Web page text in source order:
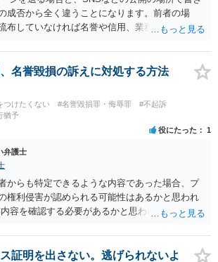
成否から全く違うことになります。前者の場
布していなければ名誉や信用、業務にかかる犯
名誉毀損の訴えに対処する方法
つけたくない #名誉毀損罪・侮辱罪
#不起訴
猶予
役にたった 1
弁護士
からも特定できるような内容であった場合、プ
権利侵害が認められる可能性はあるかと思われ
容を確認する必要があるかと思われますので、
証明を出さない。逃げられないよ